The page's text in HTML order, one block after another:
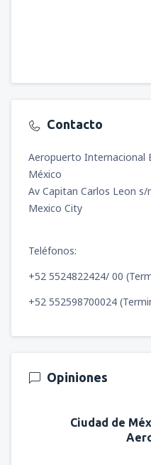
Contacto
Aeropuerto Internacional
México
Av Capitan Carlos Leon
Mexico City
Teléfonos:
+52 5524822424/ 00
+52 552598700024
Opiniones
Ciudad de